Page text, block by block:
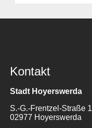
Kontakt
Stadt Hoyerswerda
S.-G.-Frentzel-Straße 1
02977 Hoyerswerda